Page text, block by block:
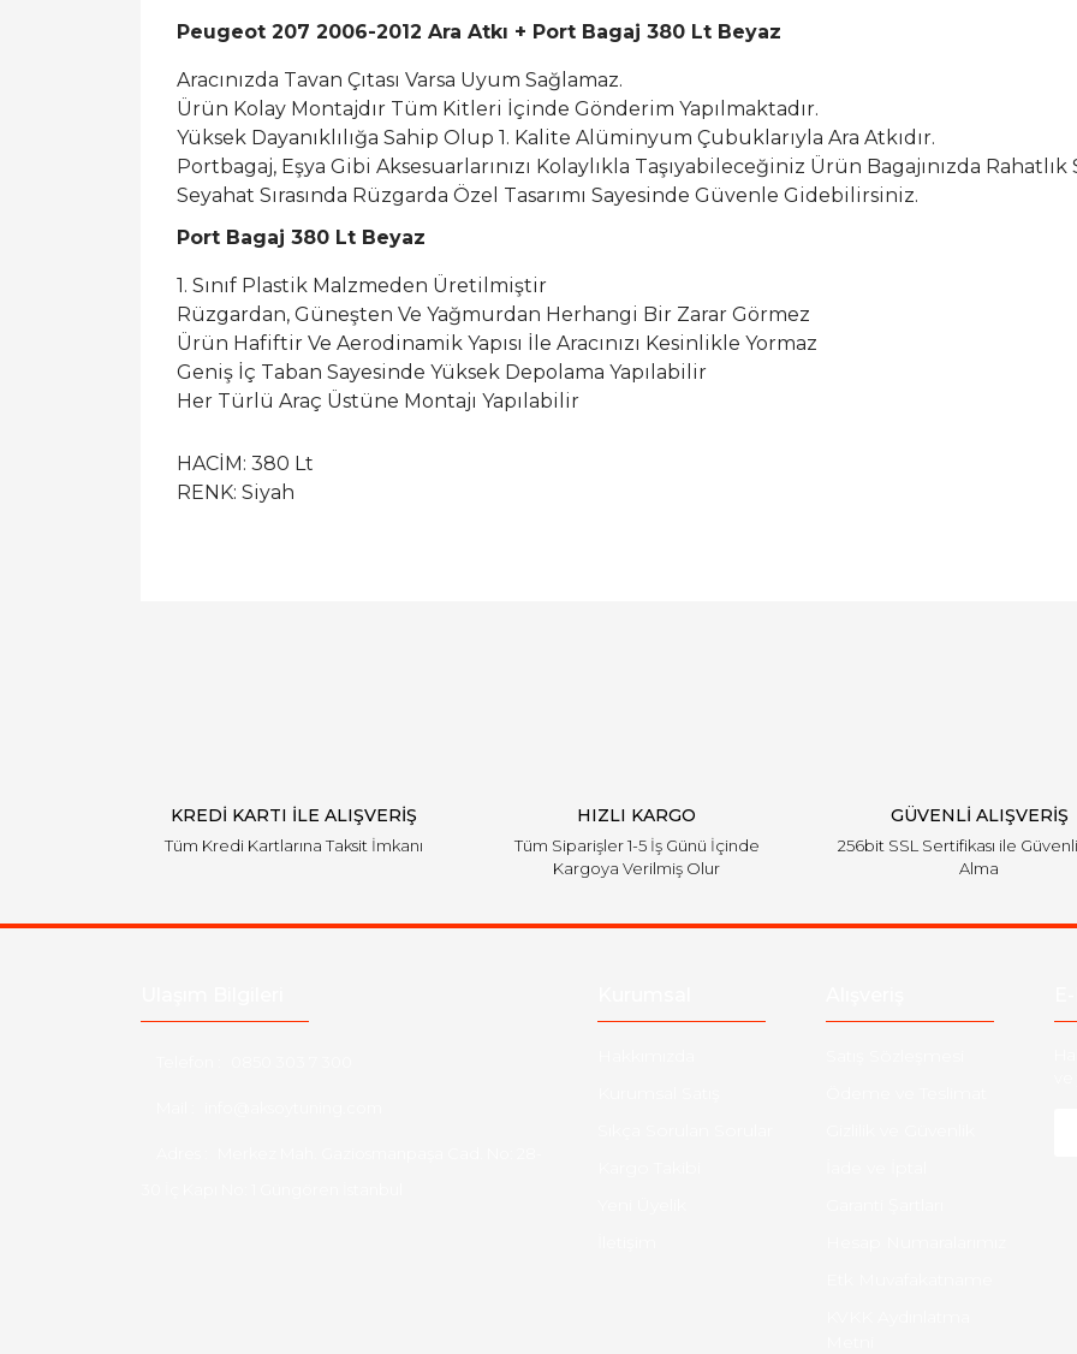
Peugeot 207 2006-2012 Ara Atkı + Port Bagaj 380 Lt Beyaz
Aracınızda Tavan Çıtası Varsa Uyum Sağlamaz.
Ürün Kolay Montajdır Tüm Kitleri İçinde Gönderim Yapılmaktadır.
Yüksek Dayanıklılığa Sahip Olup 1. Kalite Alüminyum Çubuklarıyla Ara Atkıdır.
Portbagaj, Eşya Gibi Aksesuarlarınızı Kolaylıkla Taşıyabileceğiniz Ürün Bagajınızda Rahatlık
Seyahat Sırasında Rüzgarda Özel Tasarımı Sayesinde Güvenle Gidebilirsiniz.
Port Bagaj 380 Lt Beyaz
1. Sınıf Plastik Malzmeden Üretilmiştir
Rüzgardan, Güneşten Ve Yağmurdan Herhangi Bir Zarar Görmez
Ürün Hafiftir Ve Aerodinamik Yapısı İle Aracınızı Kesinlikle Yormaz
Geniş İç Taban Sayesinde Yüksek Depolama Yapılabilir
Her Türlü Araç Üstüne Montajı Yapılabilir
HACİM: 380 Lt
RENK: Siyah
KREDİ KARTI İLE ALIŞVERİŞ
Tüm Kredi Kartlarına Taksit İmkanı
HIZLI KARGO
Tüm Siparişler 1-5 İş Günü İçinde
Kargoya Verilmiş Olur
GÜVENLİ ALIŞVERİŞ
256bit SSL Sertifikası ile
Alma